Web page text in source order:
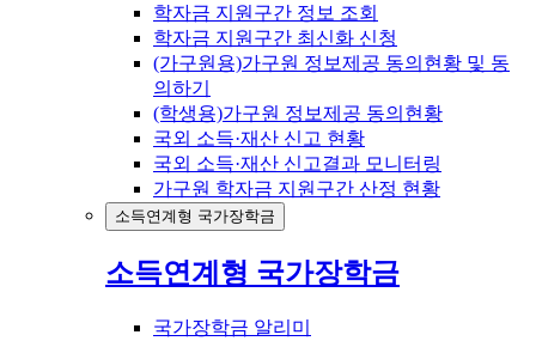
학자금 지원구간 정보 조회
학자금 지원구간 최신화 신청
(가구원용)가구원 정보제공 동의현황 및 동
의하기
(학생용)가구원 정보제공 동의현황
국외 소득·재산 신고 현황
국외 소득·재산 신고결과 모니터링
가구원 학자금 지원구간 산정 현황
소득연계형 국가장학금
소득연계형 국가장학금
국가장학금 알리미